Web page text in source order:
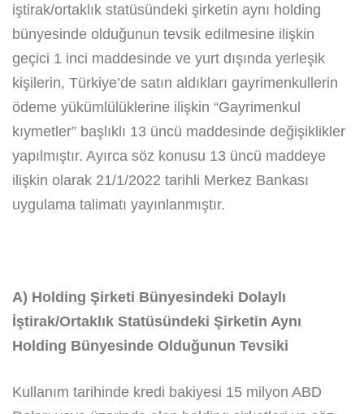
iştirak/ortaklık statüsündeki şirketin aynı holding
bünyesinde olduğunun tevsik edilmesine ilişkin
geçici 1 inci maddesinde ve yurt dışında yerleşik
kişilerin, Türkiye’de satın aldıkları gayrimenkullerin
ödeme yükümlülüklerine ilişkin “Gayrimenkul
kıymetler” başlıklı 13 üncü maddesinde değişiklikler
yapılmıştır. Ayırca söz konusu 13 üncü maddeye
ilişkin olarak 21/1/2022 tarihli Merkez Bankası
uygulama talimatı yayınlanmıştır.
A) Holding Şirketi Bünyesindeki Dolaylı
İştirak/Ortaklık Statüsündeki Şirketin Aynı
Holding Bünyesinde Olduğunun Tevsiki
Kullanım tarihinde kredi bakiyesi 15 milyon ABD